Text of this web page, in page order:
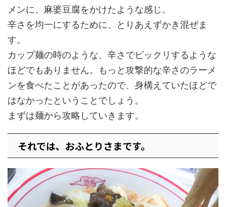
メンに、麻婆豆腐をかけたような感じ。
辛さを均一にするために、とりあえずかき混ぜま
す。
カップ麺の時のような、辛さでビックリするような
ほどでもありません。もっと攻撃的な辛さのラーメ
ンを食べたことがあったので、身構えていたほどで
はなかったということでしょう。
まずは麺から攻略していきます。
それでは、おふとりさまです。